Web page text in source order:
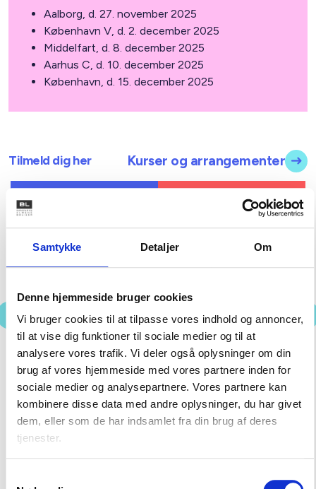
Samtykke Detaljer Om
Denne hjemmeside bruger cookies
Vi bruger cookies til at tilpasse vores indhold og annoncer,
til at vise dig funktioner til sociale medier og til at
analysere vores trafik. Vi deler også oplysninger om din
brug af vores hjemmeside med vores partnere inden for
sociale medier og analysepartnere. Vores partnere kan
kombinere disse data med andre oplysninger, du har givet
dem, eller som de har indsamlet fra din brug af deres
tjenester.
Aalborg, d. 27. november 2025
København V, d. 2. december 2025
Middelfart, d. 8. december 2025
Aarhus C, d. 10. december 2025
København, d. 15. december 2025
Tilmeld dig her Kurser og arrangementer
Previous
Få pladser tilbage
08. SEPTEMBER 2026
ERFA Aarhus - Grøn omstilling i praksis –
solceller, ladepunkter og stærke
fællesskaber
På dette ERFA-møde sætter vi fokus på, hvordan
boligorganisationen og beboerne. Vi ser nærmere
på de nyeste regler for ladepunkter, herunder
beboernes muligheder for selv at etablere
ladepunkter, og hvilke konsekvenser det har for
boligorganisationerne. Derudover dykker vi ned i
økonomien og reglerne omkring solceller,
batteriløsninger og energifællesskaber.
Aarhus C
750,-